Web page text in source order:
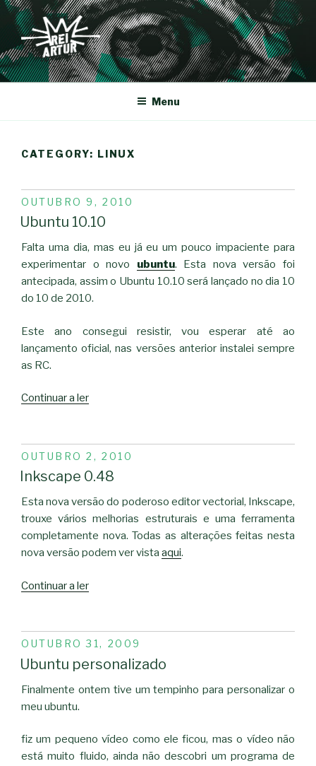
Saltar
para
conteúdo
REI-ARTUR
Menu
CATEGORY: LINUX
PUBLICADO
EM
OUTUBRO 9, 2010
Ubuntu 10.10
Falta uma dia, mas eu já eu um pouco impaciente para
experimentar o novo ubuntu. Esta nova versão foi
antecipada, assim o Ubuntu 10.10 será lançado no dia 10
do 10 de 2010.
Este ano consegui resistir, vou esperar até ao
lançamento oficial, nas versões anterior instalei sempre
as RC.
Continuar a ler“Ubuntu
PUBLICADO
EM
OUTUBRO 2, 2010
Inkscape 0.48
Esta nova versão do poderoso editor vectorial, Inkscape,
trouxe vários melhorias estruturais e uma ferramenta
completamente nova. Todas as alterações feitas nesta
nova versão podem ver vista aqui.
Continuar a ler“Inkscape
PUBLICADO
EM
OUTUBRO 31, 2009
Ubuntu personalizado
Finalmente ontem tive um tempinho para personalizar o
meu ubuntu.
fiz um pequeno vídeo como ele ficou, mas o vídeo não
está muito fluido, ainda não descobri um programa de